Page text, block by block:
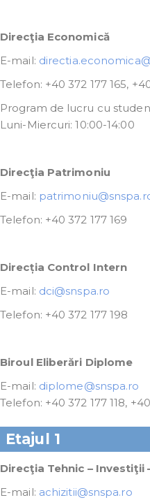
Direcţia Economică
E-mail:
Telefon: +40 372 177 165,
Program de lucru cu
Luni-Miercuri: 10:00-14:00
Direcţia Patrimoniu
E-mail:
Telefon: +40 372 177 169
Direcția Control Intern
E-mail: dci@snspa.ro
Telefon: +40 372 177 198
Biroul Eliberări Diplome
E-mail: diplome@snspa.ro
Telefon: +40 372 177 118,
Etajul 1
Direcţia Tehnic – Investiţii
E-mail: achizitii@snspa.ro